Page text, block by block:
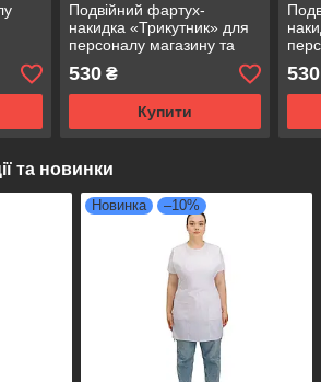
Подвійний фартух-
накидка «Трикутник» для
персоналу магазину та
клінінгу, габардин чорний
з оливковим
530₴
Купити
530
та новинки
Новинка –10%